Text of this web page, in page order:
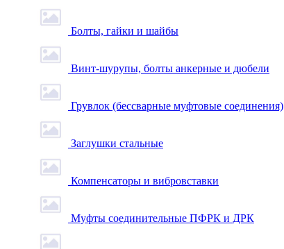
Болты, гайки и шайбы
Винт-шурупы, болты анкерные и дюбели
Грувлок (бессварные муфтовые соединения)
Заглушки стальные
Компенсаторы и вибровставки
Муфты соединительные ПФРК и ДРК